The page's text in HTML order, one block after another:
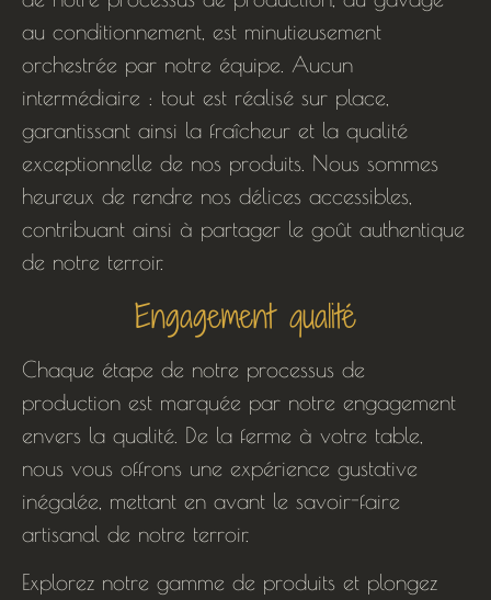
au conditionnement, est minutieusement
orchestrée par notre équipe. Aucun
intermédiaire : tout est réalisé sur place,
garantissant ainsi la fraîcheur et la qualité
exceptionnelle de nos produits. Nous sommes
heureux de rendre nos délices accessibles,
contribuant ainsi à partager le goût authentique
de notre terroir.
Engagement qualité
Chaque étape de notre processus de
production est marquée par notre engagement
envers la qualité. De la ferme à votre table,
nous vous offrons une expérience gustative
inégalée, mettant en avant le savoir-faire
artisanal de notre terroir.
Explorez notre gamme de produits et plongez